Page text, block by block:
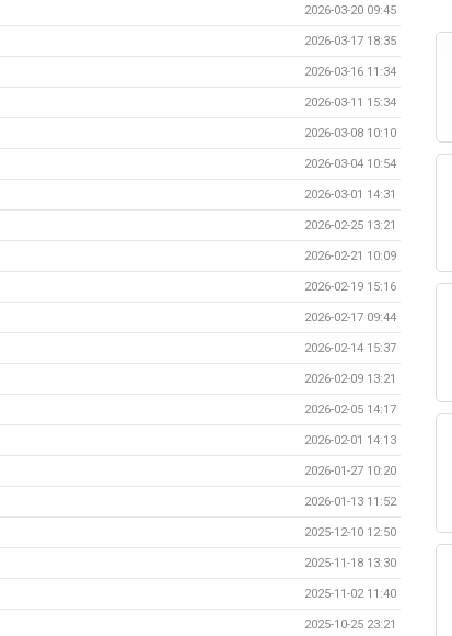
2026-03-20 09:45
2026-03-17 18:35
2026-03-16 11:34
2026-03-11 15:34
2026-03-08 10:10
2026-03-04 10:54
2026-03-01 14:31
2026-02-25 13:21
2026-02-21 10:09
2026-02-19 15:16
2026-02-17 09:44
2026-02-14 15:37
2026-02-09 13:21
2026-02-05 14:17
2026-02-01 14:13
2026-01-27 10:20
2026-01-13 11:52
2025-12-10 12:50
2025-11-18 13:30
2025-11-02 11:40
2025-10-25 23:21